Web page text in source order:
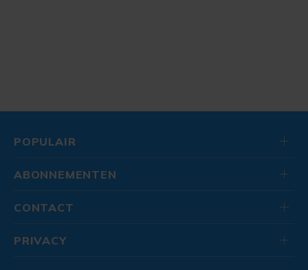
POPULAIR
ABONNEMENTEN
CONTACT
PRIVACY